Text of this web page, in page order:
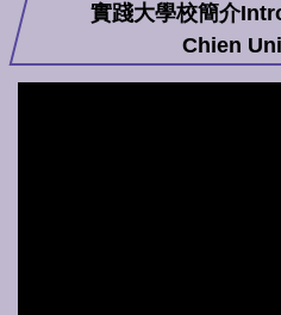
實踐大學校簡介
Chien